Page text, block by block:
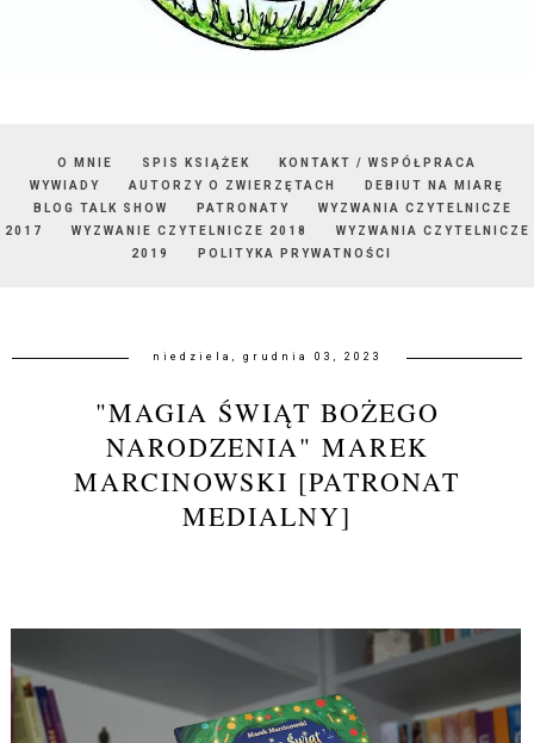
O MNIE SPIS KSIĄŻEK
KONTAKT / WSPÓŁPRACA
WYWIADY
AUTORZY O ZWIERZĘTACH
DEBIUT NA MIARĘ
BLOG TALK SHOW
PATRONATY
WYZWANIA CZYTELNICZE
2017
WYZWANIE CZYTELNICZE 2018
WYZWANIA CZYTELNICZE
2019
POLITYKA PRYWATNOŚCI
niedziela, grudnia 03, 2023
"MAGIA ŚWIĄT BOŻEGO
NARODZENIA" MAREK
MARCINOWSKI [PATRONAT
MEDIALNY]